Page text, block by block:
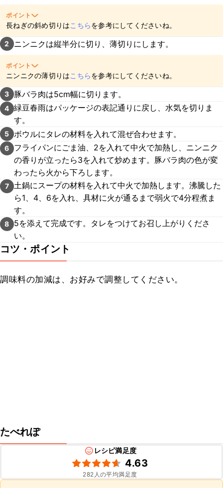
ポイント
長ねぎの斜め切りはこちらを参考にしてくださいね。
2 ニンニクは縦半分に切り、薄切りにします。
ポイント
ニンニクの薄切りはこちらを参考にしてくださいね。
3 豚バラ肉は5cm幅に切ります。
4 緑豆春雨はパッケージの表記通りに戻し、水気を切りま
す。
5 ボウルにタレの材料を入れて混ぜ合わせます。
6
フライパンにごま油、2を入れて中火で加熱し、ニンニク
の香りが立ったら3を入れて炒めます。豚バラ肉の色が変
わったら火から下ろします。
7 土鍋にスープの材料を入れて中火で加熱します。沸騰した
ら1、4、6を入れ、具材に火が通るまで弱火で4分程煮ま
す。
8
5を添えて完成です。タレをつけてお召し上がりくださ
い。
コツ・ポイント
調味料の加減は、お好みで調整してください。
たべれぽ
レシピ満足度
4.63
282 人の平均満足度